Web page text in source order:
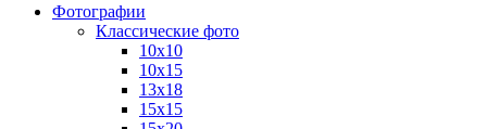
Фотографии
Классические фото
10х10
10х15
13х18
15х15